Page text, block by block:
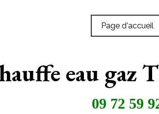
Page d'accueil
eau gaz
09 72 59